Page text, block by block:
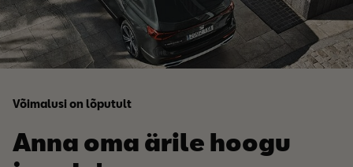
Võimalusi on lõputult
Anna oma ärile hoogu